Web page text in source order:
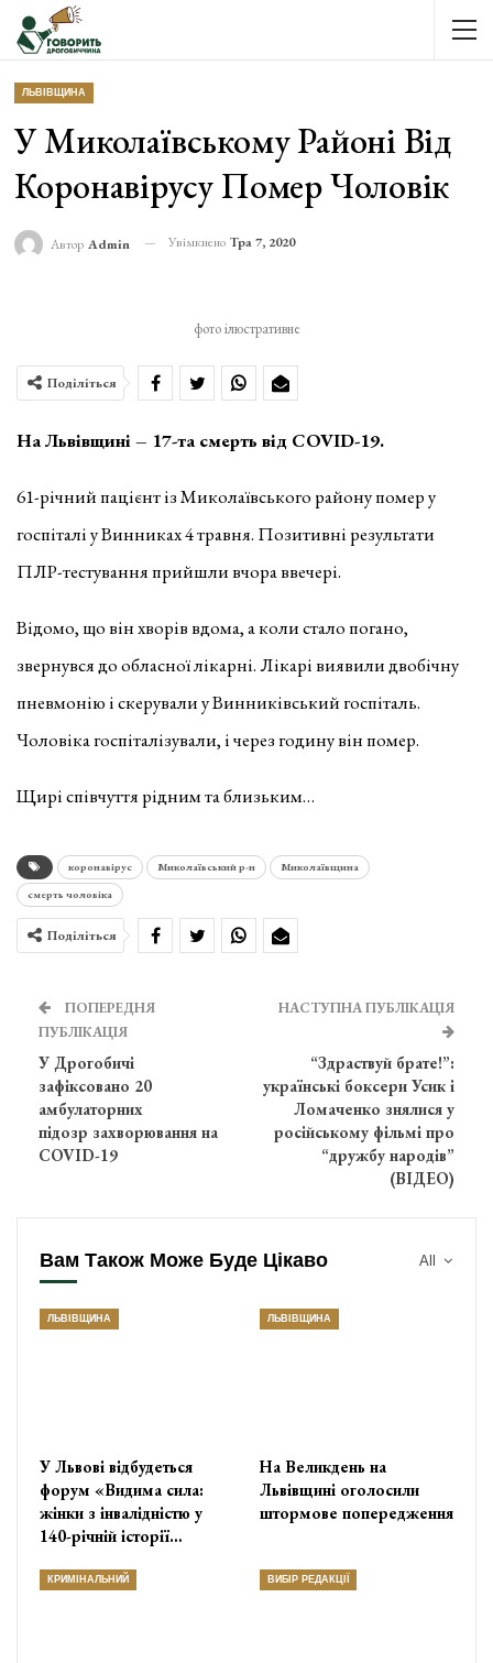
ЛЬВІВЩИНА
У Миколаївському Районі Від
Коронавірусу Помер Чоловік
Автор Admin Увімкнено Тра 7, 2020
фото ілюстративне
Поділіться
На Львівщині – 17-та смерть від COVID-19.
61-річний пацієнт із Миколаївського району помер у
госпіталі у Винниках 4 травня. Позитивні результати
ПЛР-тестування прийшли вчора ввечері.
Відомо, що він хворів вдома, а коли стало погано,
звернувся до обласної лікарні. Лікарі виявили двобічну
пневмонію і скерували у Винниківський госпіталь.
Чоловіка госпіталізували, і через годину він помер.
Щирі співчуття рідним та близьким…
коронавірус Миколаївський р-н
Миколаївщина
смерть чоловіка
Поділіться
ПОПЕРЕДНЯ
ПУБЛІКАЦІЯ
У Дрогобичі
зафіксовано 20
амбулаторних
підозр захворювання на
COVID-19
НАСТУПНА ПУБЛІКАЦІЯ
“Здраствуй брате!”:
українські боксери Усик і
Ломаченко знялися у
російському фільмі про
“дружбу народів”
(ВІДЕО)
All
Вам Також Може Буде Цікаво
ЛЬВІВЩИНА
У Львові відбудеться
форум «Видима сила:
жінки з інвалідністю у
140-річній історії…
ЛЬВІВЩИНА
На Великдень на
Львівщині оголосили
штормове попередження
КРИМІНАЛЬНИЙ ВИБІР РЕДАКЦІЇ